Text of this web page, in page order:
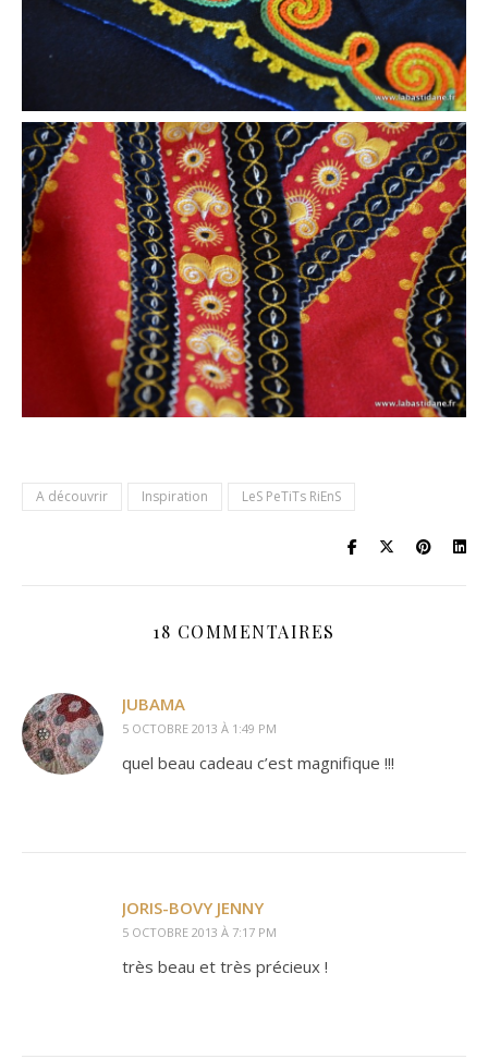
A découvrir Inspiration LeS PeTiTs RiEnS
18 COMMENTAIRES
JUBAMA
5 OCTOBRE 2013 À 1:49 PM
quel beau cadeau c’est magnifique !!!
JORIS-BOVY JENNY
5 OCTOBRE 2013 À 7:17 PM
très beau et très précieux !